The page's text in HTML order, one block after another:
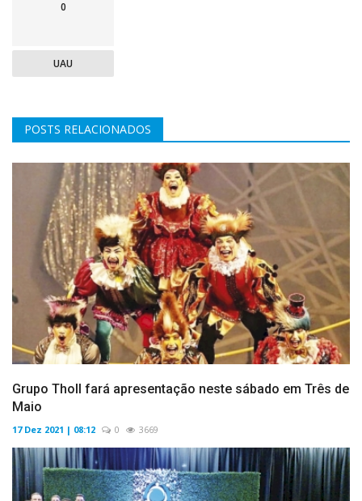
0
UAU
POSTS RELACIONADOS
Grupo Tholl fará apresentação neste sábado em Três de
Maio
17 Dez 2021 | 08:12 0 3669